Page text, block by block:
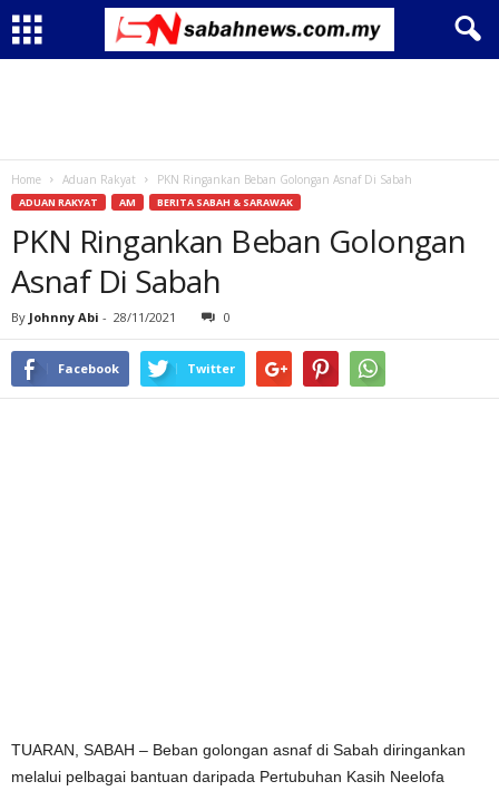
Home Aduan Rakyat PKN Ringankan Beban Golongan Asnaf Di Sabah
ADUAN RAKYAT AM BERITA SABAH & SARAWAK
PKN Ringankan Beban Golongan
Asnaf Di Sabah
By Johnny Abi - 28/11/2021 0
Facebook Twitter
TUARAN, SABAH – Beban golongan asnaf di Sabah diringankan
melalui pelbagai bantuan daripada Pertubuhan Kasih Neelofa